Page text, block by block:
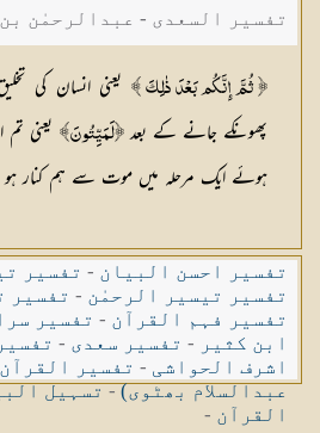
تفسیر السعدی - عبدالرحمٰن
﴿ ثُمَّ إِنَّكُم بَعْدَ ذٰلِكَ ﴾یعنی انسان کی
پھونکے جانے کے بعد﴿ لَمَيِّتُونَ ﴾ یعنی
ہوئے ایک مرحلہ میں موت سے ہم کنار
تفسیر احسن البیان - تفسیر
تفسیر تیسیر الرحمٰن - تفسیر
تفسیر فہم القرآن - تفسیر
ابن کثیر - تفسیر سعدی -
اشرف الحواشی - تفسیر
عبدالسلام بھٹوی)-تسہیل
القرآن -